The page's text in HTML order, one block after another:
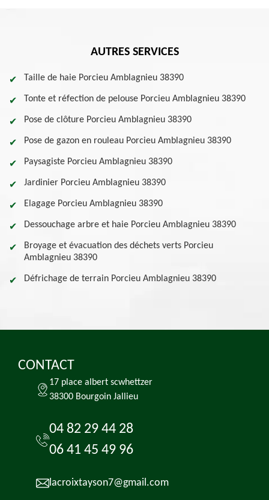
AUTRES SERVICES
Taille de haie Porcieu Amblagnieu 38390
Tonte et réfection de pelouse Porcieu Amblagnieu 38390
Pose de clôture Porcieu Amblagnieu 38390
Pose de gazon en rouleau Porcieu Amblagnieu 38390
Paysagiste Porcieu Amblagnieu 38390
Jardinier Porcieu Amblagnieu 38390
Elagage Porcieu Amblagnieu 38390
Dessouchage arbre et haie Porcieu Amblagnieu 38390
Broyage et évacuation des déchets verts Porcieu
Amblagnieu 38390
Défrichage de terrain Porcieu Amblagnieu 38390
CONTACT
17 place albert scwhettzer
38300 Bourgoin Jallieu
04 82 29 44 28
06 41 45 49 96
lacroixtayson7@gmail.com